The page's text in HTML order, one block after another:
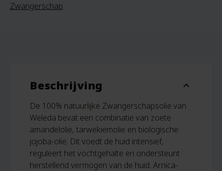
Zwangerschap
Beschrijving expand_more
De 100% natuurlijke Zwangerschapsolie van
Weleda bevat een combinatie van zoete
amandelolie, tarwekiemolie en biologische
jojoba-olie. Dit voedt de huid intensief,
reguleert het vochtgehalte en ondersteunt
herstellend vermogen van de huid. Arnica-